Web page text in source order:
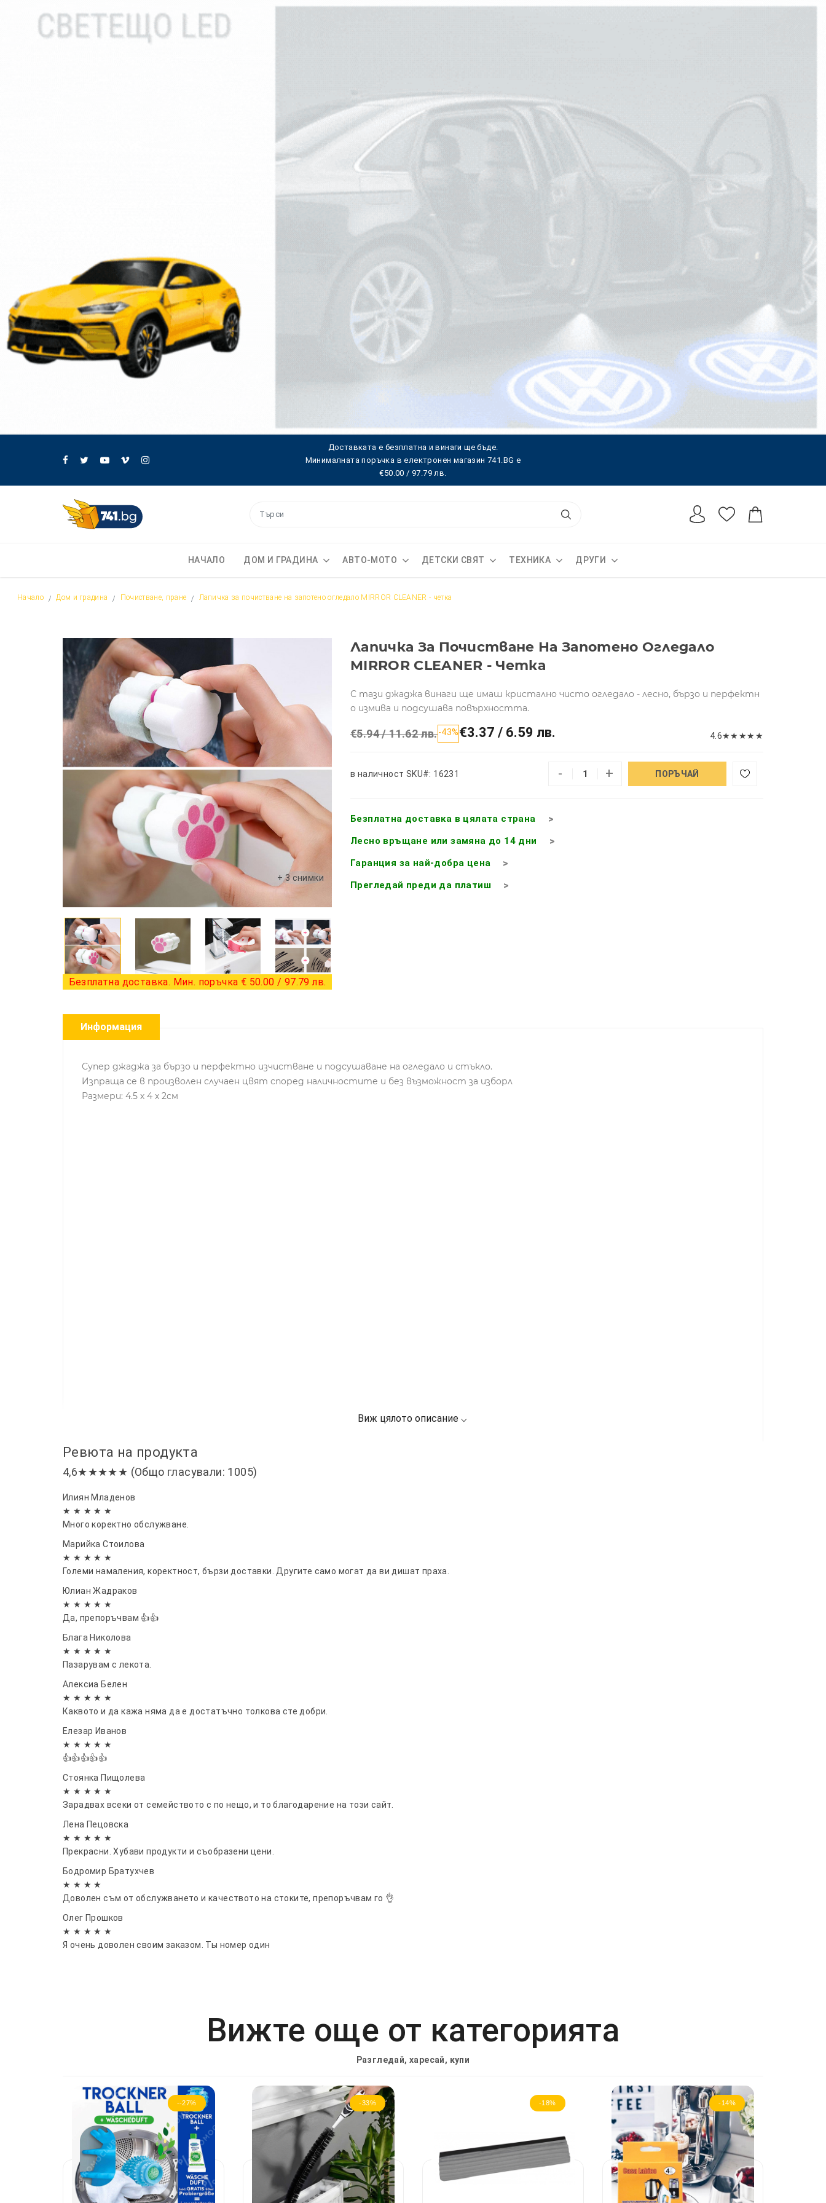
Доставката е безплатна и винаги ще бъде.
Минималната поръчка в електронен магазин 741.BG е
€50.00 / 97.79 лв.
НАЧАЛО ДОМ И ГРАДИНА АВТО-МОТО ДЕТСКИ СВЯТ ТЕХНИКА ДРУГИ
Начало Дом и градина Почистване, пране Лапичка за почистване на запотено огледало MIRROR CLEANER - четка
+ 3 снимки
Безплатна доставка. Мин. поръчка € 50.00 / 97.79 лв.
Лапичка За Почистване На Запотено Огледало
MIRROR CLEANER - Четка
С тази джаджа винаги ще имаш кристално чисто огледало - лесно, бързо и перфектн
о измива и подсушава повърхността.
€5.94 / 11.62 лв.-43%€3.37 / 6.59 лв. 4.6★★ ★★ ★
в наличност SKU#: 16231 - + ПОРЪЧАЙ
Безплатна доставка в цялата страна
Лесно връщане или замяна до 14 дни
Гаранция за най-добра цена
Прегледай преди да платиш
Информация
Супер джаджа за бързо и перфектно изчистване и подсушаване на огледало и стъкло.
Изпраща се в произволен случаен цвят според наличностите и без възможност за изборл
Размери: 4.5 х 4 х 2см
Ревюта на продукта
4,6★★★★★ (Общо гласували: 1005)
Илиян Младенов
★ ★ ★ ★ ★
Много коректно обслужване.
Марийка Стоилова
★ ★ ★ ★ ★
Големи намаления, коректност, бързи доставки. Другите само могат да ви дишат праха.
Юлиан Жадраков
★ ★ ★ ★ ★
Да, препоръчвам 👍👍
Блага Николова
★ ★ ★ ★ ★
Пазарувам с лекота.
Алексиа Белен
★ ★ ★ ★ ★
Каквото и да кажа няма да е достатъчно толкова сте добри.
Елезар Иванов
★ ★ ★ ★ ★
👍👍👍👍👍
Стоянка Пищолева
★ ★ ★ ★ ★
Зарадвах всеки от семейството с по нещо, и то благодарение на този сайт.
Лена Пецовска
★ ★ ★ ★ ★
Прекрасни. Хубави продукти и съобразени цени.
Бодромир Братухчев
★ ★ ★ ★
Доволен съм от обслужването и качеството на стоките, препоръчвам го 👌
Олег Прошков
★ ★ ★ ★ ★
Я очень доволен своим заказом. Ты номер один
Вижте още от категорията
Разгледай, харесай, купи
--27% -33% -18% -14%